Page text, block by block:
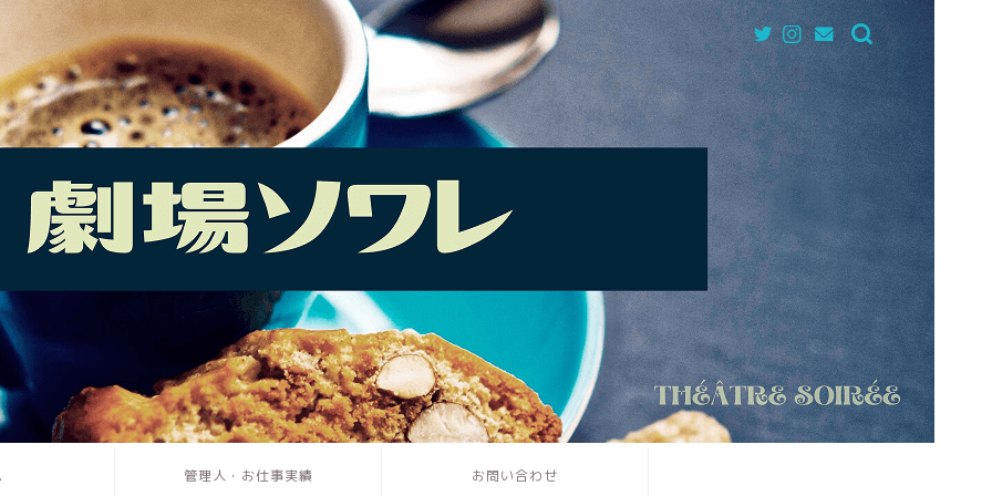
管理人・お仕事実績 お問い合わせ